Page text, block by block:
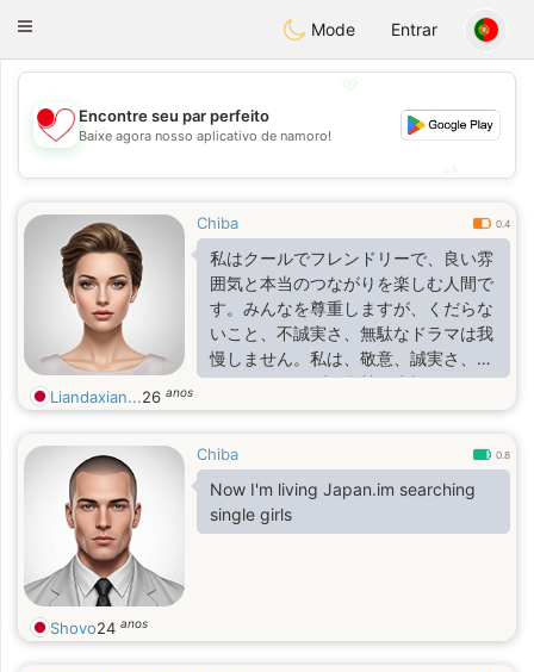
日本Chat
Toggle
Mode Entrar
💖
💕
Encontre seu par perfeito
Baixe agora nosso aplicativo de namoro!
Chiba 0.4
私はクールでフレンドリーで、良い雰
囲気と本当のつながりを楽しむ人間で
す。みんなを尊重しますが、くだらな
いこと、不誠実さ、無駄なドラマは我
慢しません。私は、敬意、誠実さ、そ
してポジティブな姿勢を大切にしてい
ます。
Liandaxian...26 anos
Chiba 0.8
Now I'm living Japan.im searching
single girls
Shovo24 anos